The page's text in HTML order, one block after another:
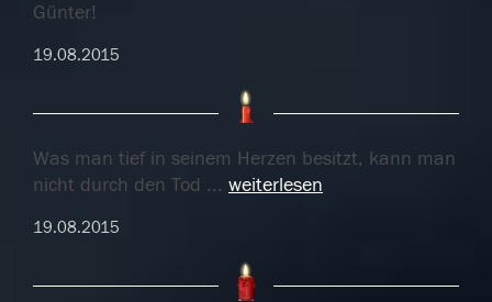
Günter!
19.08.2015
Was man tief in seinem Herzen besitzt, kann man
nicht durch den Tod ... weiterlesen
19.08.2015